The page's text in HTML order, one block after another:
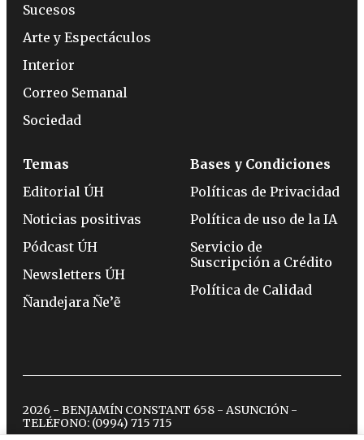
Sucesos
Arte y Espectáculos
Interior
Correo Semanal
Sociedad
Temas
Editorial ÚH
Noticias positivas
Pódcast ÚH
Newsletters ÚH
Ñandejara Ñe’ẽ
Bases y Condiciones
Políticas de Privacidad
Política de uso de la IA
Servicio de
Suscripción a Crédito
Política de Calidad
2026 - BENJAMÍN CONSTANT 658 - ASUNCIÓN -
TELÉFONO: (0994) 715 715